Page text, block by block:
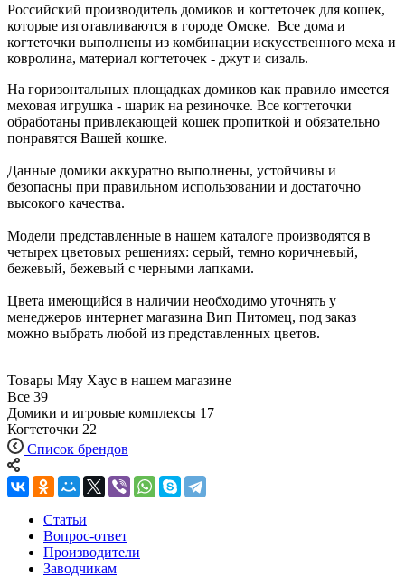
Российский производитель домиков и когтеточек для кошек,
которые изготавливаются в городе Омске. Все дома и
когтеточки выполнены из комбинации искусственного меха и
ковролина, материал когтеточек - джут и сизаль.
На горизонтальных площадках домиков как правило имеется
меховая игрушка - шарик на резиночке. Все когтеточки
обработаны привлекающей кошек пропиткой и обязательно
понравятся Вашей кошке.
Данные домики аккуратно выполнены, устойчивы и
безопасны при правильном использовании и достаточно
высокого качества.
Модели представленные в нашем каталоге производятся в
четырех цветовых решениях: серый, темно коричневый,
бежевый, бежевый с черными лапками.
Цвета имеющийся в наличии необходимо уточнять у
менеджеров интернет магазина Вип Питомец, под заказ
можно выбрать любой из представленных цветов.
Товары Мяу Хаус в нашем магазине
Все 39
Домики и игровые комплексы 17
Когтеточки 22
Список брендов
Статьи
Вопрос-ответ
Производители
Заводчикам